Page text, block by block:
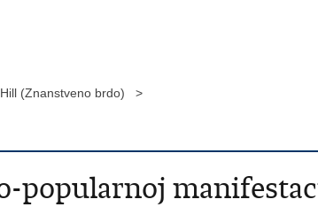
(Znanstveno brdo) >
popularnoj